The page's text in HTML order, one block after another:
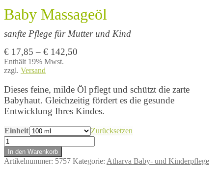
Baby Massageöl
€ 17,85 – € 142,50
€ 142,50
Enthält 19% Mwst.
zzgl. Versand
sanfte Pflege für Mutter und Kind
Dieses feine, milde Öl pflegt und schützt die zarte
Babyhaut. Gleichzeitig fördert es die gesunde
Entwicklung Ihres Kindes.
Einheit
Zurücksetzen
Baby
Massageöl
Menge
In den Warenkorb
Artikelnummer: 5757 Kategorie: Atharva Baby- und Kinderpflege